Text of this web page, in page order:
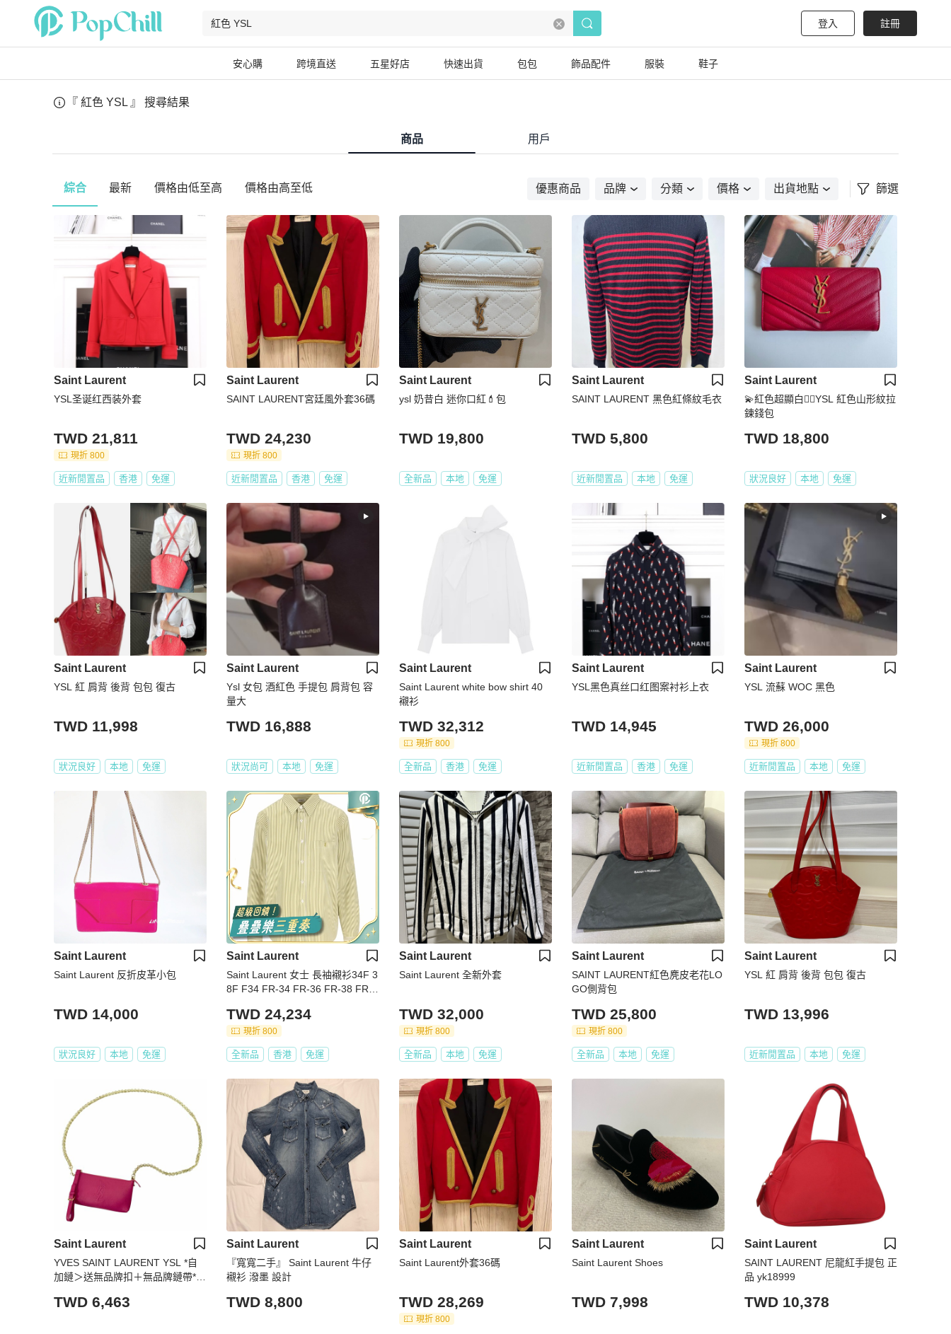
登入 註冊
安心購 跨境直送 五星好店 快速出貨 包包 飾品配件 服裝 鞋子
『 紅色 YSL 』 搜尋結果
商品 用戶
綜合 最新 價格由低至高 價格由高至低 優惠商品 品牌 分類 價格 出貨地點 篩選
Saint Laurent
YSL圣诞红西装外套
TWD 21,811
現折 800
近新閒置品 香港 免運
Saint Laurent
SAINT LAURENT宮廷風外套36碼
TWD 24,230
現折 800
近新閒置品 香港 免運
Saint Laurent
ysl 奶昔白 迷你口紅💄包
TWD 19,800
全新品 本地 免運
Saint Laurent
SAINT LAURENT 黑色紅條紋毛衣
TWD 5,800
近新閒置品 本地 免運
Saint Laurent
💫紅色超顯白❤️‍🔥YSL 紅色山形紋拉
鍊錢包
TWD 18,800
狀況良好 本地 免運
Saint Laurent
YSL 紅 肩背 後背 包包 復古
TWD 11,998
狀況良好 本地 免運
Saint Laurent
Ysl 女包 酒紅色 手提包 肩背包 容
量大
TWD 16,888
狀況尚可 本地 免運
Saint Laurent
Saint Laurent white bow shirt 40
襯衫
TWD 32,312
現折 800
全新品 香港 免運
Saint Laurent
YSL黑色真丝口红图案衬衫上衣
TWD 14,945
近新閒置品 香港 免運
Saint Laurent
YSL 流蘇 WOC 黑色
TWD 26,000
現折 800
近新閒置品 本地 免運
Saint Laurent
Saint Laurent 反折皮革小包
TWD 14,000
狀況良好 本地 免運
Saint Laurent
Saint Laurent 女士 長袖襯衫34F 3
8F F34 FR-34 FR-36 FR-38 FR-4
TWD 24,234
現折 800
全新品 香港 免運
Saint Laurent
Saint Laurent 全新外套
TWD 32,000
現折 800
全新品 本地 免運
Saint Laurent
SAINT LAURENT紅色麂皮老花LO
GO側背包
TWD 25,800
現折 800
全新品 本地 免運
Saint Laurent
YSL 紅 肩背 後背 包包 復古
TWD 13,996
近新閒置品 本地 免運
Saint Laurent
YVES SAINT LAURENT YSL *自
加鏈＞送無品牌扣＋無品牌鏈帶*
TWD 6,463
Saint Laurent
『寬寬二手』 Saint Laurent 牛仔
襯衫 潑墨 設計
TWD 8,800
Saint Laurent
Saint Laurent外套36碼
TWD 28,269
現折 800
Saint Laurent
Saint Laurent Shoes
TWD 7,998
Saint Laurent
SAINT LAURENT 尼龍紅手提包 正
品 yk18999
TWD 10,378